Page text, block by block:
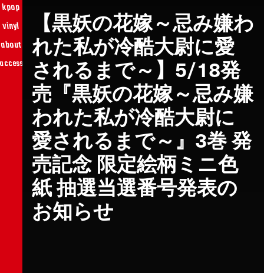
kpop
vinyl
about
【黒妖の花嫁～忌み嫌わ
れた私が冷酷大尉に愛
されるまで～】5/18発
売『黒妖の花嫁～忌み嫌
われた私が冷酷大尉に
愛されるまで～』3巻 発
売記念 限定絵柄ミニ色
紙 抽選当選番号発表の
お知らせ